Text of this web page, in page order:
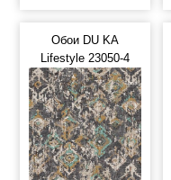
Обои DU KA
Lifestyle 23050-4